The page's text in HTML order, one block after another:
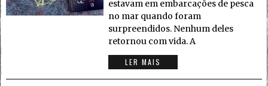
estavam em embarcações de pesca
no mar quando foram
surpreendidos. Nenhum deles
retornou com vida. A
LER MAIS